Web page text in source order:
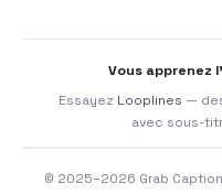
Vous apprenez
Essayez Looplines —
avec sous-
© 2025–2026 Grab